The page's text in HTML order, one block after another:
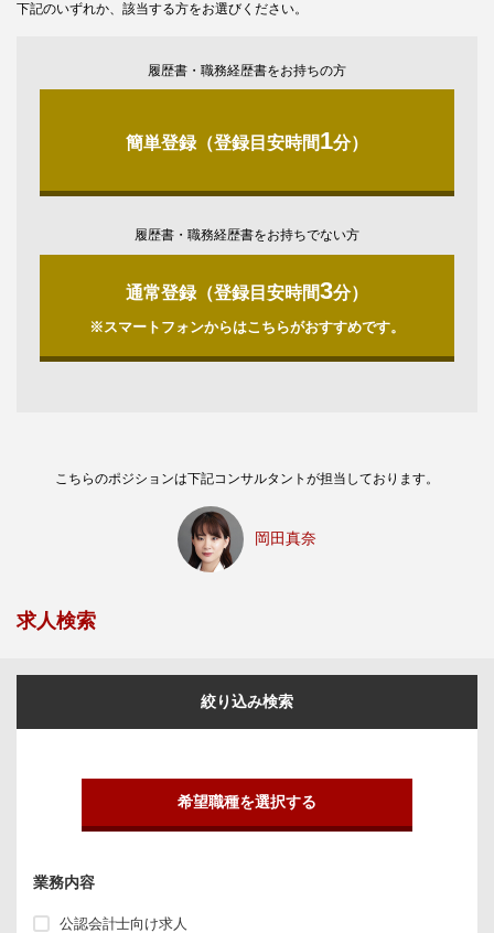
下記のいずれか、該当する方をお選びください。
履歴書・職務経歴書をお持ちの方
簡単登録（登録目安時間1分）
履歴書・職務経歴書をお持ちでない方
通常登録（登録目安時間3分）
※スマートフォンからはこちらがおすすめです。
こちらのポジションは下記コンサルタントが担当しております。
岡田真奈
求人検索
絞り込み検索
希望職種を選択する
業務内容
公認会計士向け求人